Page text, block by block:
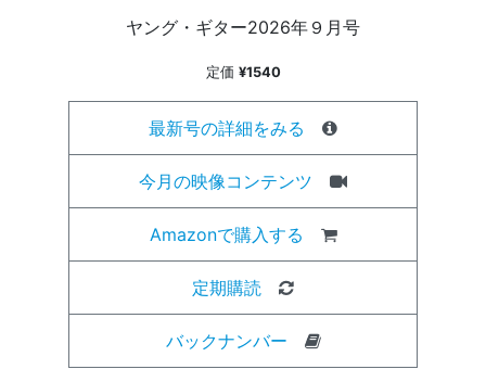
ヤング・ギター2026年９月号
定価 ¥1540
最新号の詳細をみる
今月の映像コンテンツ
Amazonで購入する
定期購読
バックナンバー